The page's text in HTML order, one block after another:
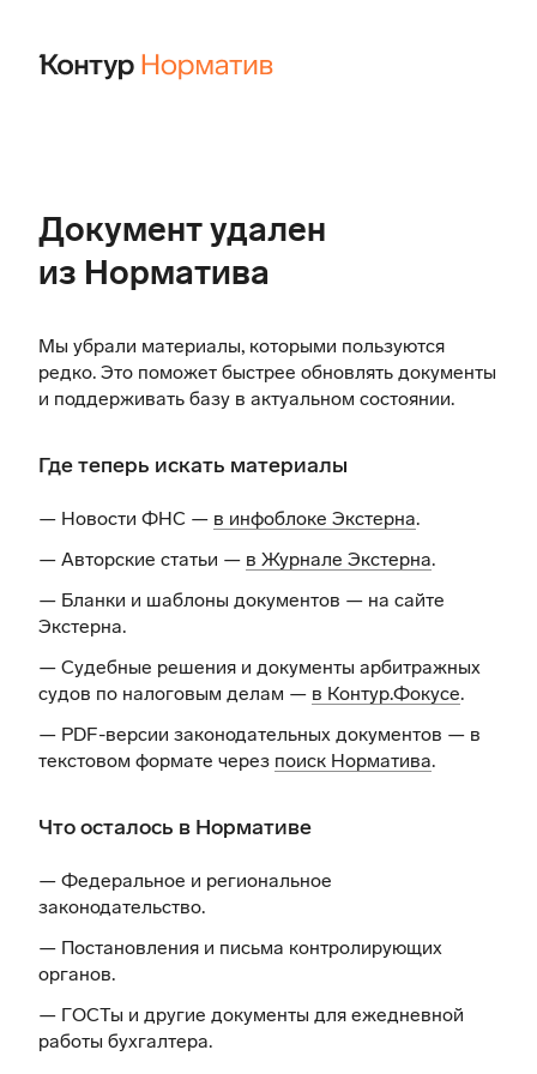
Документ удален
из Норматива
Мы убрали материалы, которыми пользуются
редко. Это поможет быстрее обновлять документы
и поддерживать базу в актуальном состоянии.
Где теперь искать материалы
— Новости ФНС — в инфоблоке Экстерна.
— Авторские статьи — в Журнале Экстерна.
— Бланки и шаблоны документов — на сайте
Экстерна.
— Судебные решения и документы арбитражных
судов по налоговым делам — в Контур.Фокусе.
— PDF-версии законодательных документов — в
текстовом формате через поиск Норматива.
Что осталось в Нормативе
— Федеральное и региональное
законодательство.
— Постановления и письма контролирующих
органов.
— ГОСТы и другие документы для ежедневной
работы бухгалтера.